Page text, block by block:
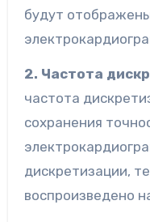
будут
2. Частота
частота
сохранения
дискретизации,
воспроизведено